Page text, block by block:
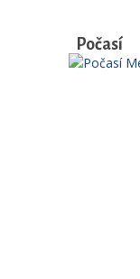
Počasí